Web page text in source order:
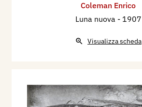
Coleman Enrico
Luna nuova - 1907
Visualizza scheda